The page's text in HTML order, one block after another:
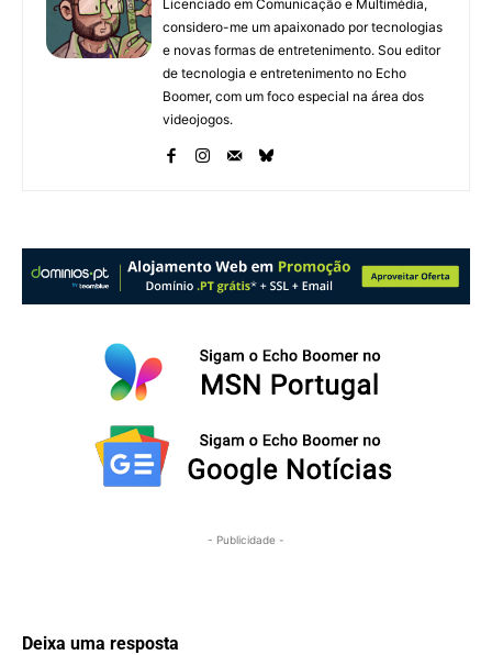
Licenciado em Comunicação e Multimédia,
considero-me um apaixonado por tecnologias
e novas formas de entretenimento. Sou editor
de tecnologia e entretenimento no Echo
Boomer, com um foco especial na área dos
videojogos.
- Publicidade -
Deixa uma resposta